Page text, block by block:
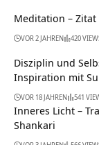
Meditation – Zitat
VOR 2 JAHREN 420
Disziplin und
Inspiration mit
VOR 18 JAHREN 541
Inneres Licht –
Shankari